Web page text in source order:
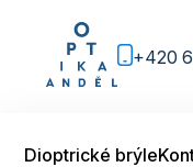
+420
Dioptrické brýle